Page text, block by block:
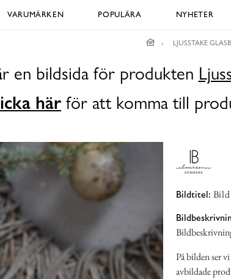
VARUMÄRKEN POPULÄRA NYHETER
LJUSSTAKE
en bildsida för produkten
här för att komma till
Bildtitel:
På bilden ser
avbildade